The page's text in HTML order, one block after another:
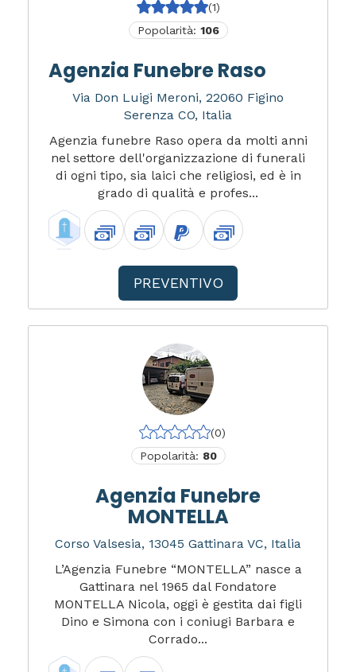
(1)
Popolarità: 106
Agenzia Funebre Raso
Via Don Luigi Meroni, 22060 Figino
Serenza CO, Italia
Agenzia funebre Raso opera da molti anni
nel settore dell'organizzazione di funerali
di ogni tipo, sia laici che religiosi, ed è in
grado di qualità e profes...
PREVENTIVO
(0)
Popolarità: 80
Agenzia Funebre
MONTELLA
Corso Valsesia, 13045 Gattinara VC, Italia
L’Agenzia Funebre “MONTELLA” nasce a
Gattinara nel 1965 dal Fondatore
MONTELLA Nicola, oggi è gestita dai figli
Dino e Simona con i coniugi Barbara e
Corrado...